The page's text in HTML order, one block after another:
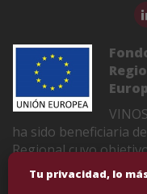
ha sido beneficiaria
Regional cuyo
las Pymes y gracias
Plan de Marketing
Tu privacidad, lo